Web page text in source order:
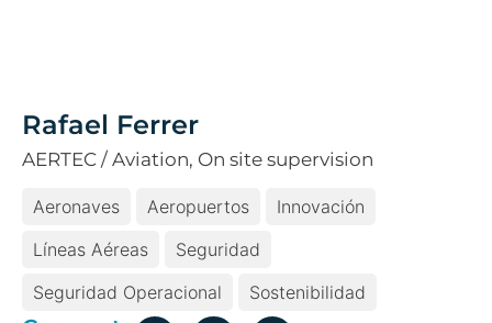
Rafael Ferrer
AERTEC / Aviation, On site supervision
Aeronaves Aeropuertos
Innovación
Líneas Aéreas
Seguridad
Seguridad Operacional
Sostenibilidad